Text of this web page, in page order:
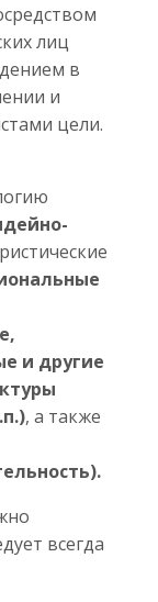
лиц
в
и
цели.
и другие
, а также
всегда